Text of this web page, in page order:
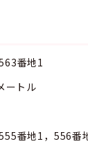
番地1
ル
地1，556番地